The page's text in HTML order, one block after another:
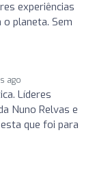
experiências
planeta. Sem
ago
Líderes
Nuno Relvas e
que foi para